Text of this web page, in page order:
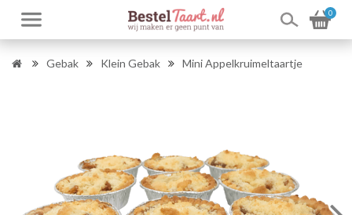
0
Gebak Klein Gebak Mini Appelkruimeltaartje